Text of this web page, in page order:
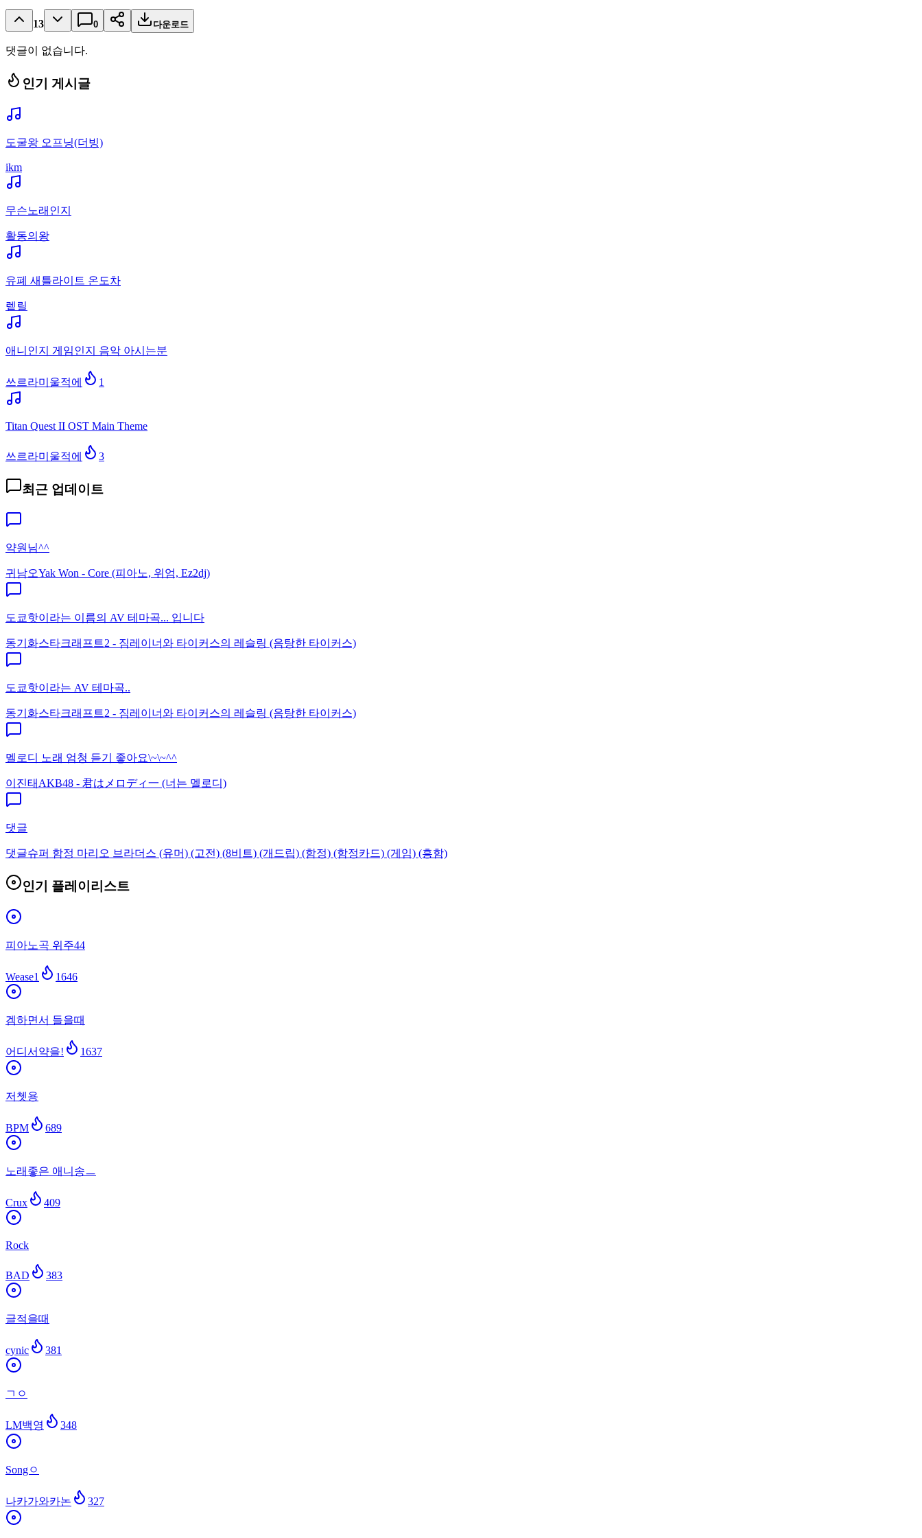
13 0 다운로드
댓글이 없습니다.
인기 게시글
도굴왕 오프닝(더빙)
ikm
무슨노래인지
활동의왕
유폐 새틀라이트 온도차
렡릴
애니인지 게임인지 음악 아시는분
쓰르라미울적에 1
Titan Quest II OST Main Theme
쓰르라미울적에 3
최근 업데이트
약원님^^
귀남오Yak Won - Core (피아노, 위엄, Ez2dj)
도쿄핫이라는 이름의 AV 테마곡... 입니다
동기화스타크래프트2 - 짐레이너와 타이커스의 레슬링 (음탕한 타이커스)
도쿄핫이라는 AV 테마곡..
동기화스타크래프트2 - 짐레이너와 타이커스의 레슬링 (음탕한 타이커스)
멜로디 노래 엄청 듣기 좋아요\~\~^^
이진태 AKB48 - 君はメロディ一 (너는 멜로디)
댓글
댓글슈퍼 함정 마리오 브라더스 (유머) (고전) (8비트) (개드립) (함정) (함정카드) (게임) (흥함)
인기 플레이리스트
피아노곡 위주44
Wease1 1646
겜하면서 들을때
어디서약을! 1637
저쳇용
BPM 689
노래좋은 애니송ㅡ
Crux 409
Rock
BAD 383
글적을때
cynic 381
ㄱㅇ
LM백영 348
Songㅇ
나카가와카논 327